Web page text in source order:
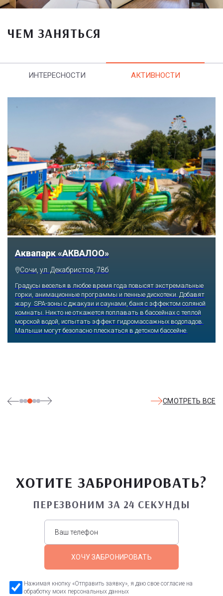
ЧЕМ ЗАНЯТЬСЯ
ИНТЕРЕСНОСТИ АКТИВНОСТИ
Тематический парк развлечений «Сочи
Парк»
Сочи, Олимпийский проспект, 21
Оказавшись здесь, словно попадаешь в сказку: встречаешь
любимых героев русского фольклора, получаешь возможность
сколько душе угодно кататься на аттракционах европейского
уровня. Гости участвуют в увлекательных квестах и творческих
СМОТРЕТЬ ВСЕ
ХОТИТЕ ЗАБРОНИРОВАТЬ?
ПЕРЕЗВОНИМ ЗА 24 СЕКУНДЫ
ХОЧУ ЗАБРОНИРОВАТЬ
Нажимая кнопку «Отправить заявку», я даю свое согласие на
обработку моих персональных данных